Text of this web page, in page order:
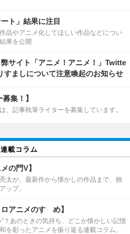
ト」結果に注目
品やアニメ化してほしい作品などについ
果を公開
弊サイト「アニメ！アニメ！」Twitte
すましについて注意喚起のお知らせ
集！】
、記事執筆ライターを募集しています。
連載コラム
の門V】
太が、最新作から懐かしの作品まで、独
ップ。
アニメのすゝめ】
？あのときの気持ち、どこか懐かしい記憶
彩ったアニメを振り返る連載コラム。